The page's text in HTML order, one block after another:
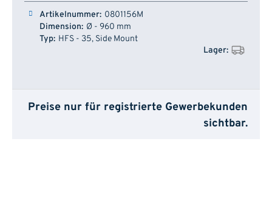
0801156M
Ø - 960 mm
HFS - 35, Side Mount
Preise nur für registrierte Gewerbekunden
sichtbar.